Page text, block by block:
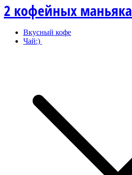
2 кофейных маньяка
Вкусный кофе
Чай:)